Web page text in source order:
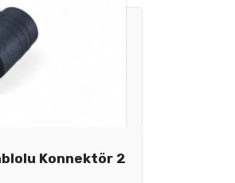
M8 Dişi Kablolu Konnektör 3